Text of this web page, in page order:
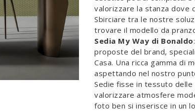
valorizzare la stanza dove
Sbirciare tra le nostre
trovare il modello da
Sedia My Way di Bonaldo
proposte del brand,
Casa. Una ricca gamma di
aspettando nel nostro
Sedie fisse in tessuto delle
valorizzare atmosfere
foto ben si inserisce in un